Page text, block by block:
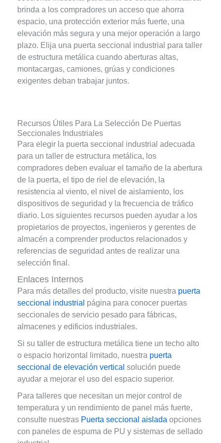
brinda a los compradores un acceso que ahorra
espacio, una protección exterior más fuerte, una
elevación más segura y una mejor operación a largo
plazo. Elija una puerta seccional industrial para taller
de estructura metálica cuando aberturas altas,
montacargas, camiones, grúas y condiciones
exigentes deban trabajar juntos.
Recursos Útiles Para La Selección De Puertas
Seccionales Industriales
Para elegir la puerta seccional industrial adecuada
para un taller de estructura metálica, los
compradores deben evaluar el tamaño de la abertura
de la puerta, el tipo de riel de elevación, la
resistencia al viento, el nivel de aislamiento, los
dispositivos de seguridad y la frecuencia de tráfico
diario. Los siguientes recursos pueden ayudar a los
propietarios de proyectos, ingenieros y gerentes de
almacén a comprender productos relacionados y
referencias de seguridad antes de realizar una
selección final.
Enlaces Internos
Para más detalles del producto, visite nuestra puerta
seccional industrial página para conocer puertas
seccionales de servicio pesado para fábricas,
almacenes y edificios industriales.
Si su taller de estructura metálica tiene un techo alto
o espacio horizontal limitado, nuestra puerta
seccional de elevación vertical solución puede
ayudar a mejorar el uso del espacio superior.
Para talleres que necesitan un mejor control de
temperatura y un rendimiento de panel más fuerte,
consulte nuestras Puerta seccional aislada opciones
con paneles de espuma de PU y sistemas de sellado